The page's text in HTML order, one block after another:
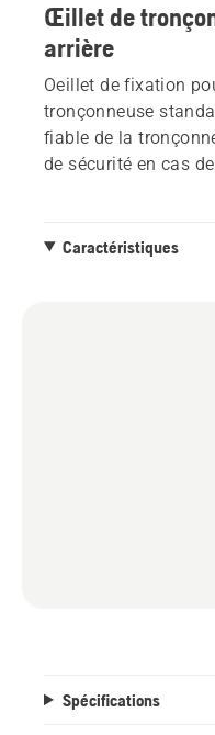
Œillet de
arrière
Oeillet de fixation
tronçonneuse
fiable de la
de sécurité en cas
Caractéristiques
Spécifications